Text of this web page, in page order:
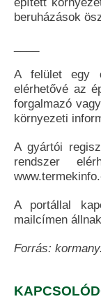
beruházások
A felület egy
elérhetővé az
forgalmazó
környezeti
A gyártói
rendszer
A portállal
mailcímen
Forrás: